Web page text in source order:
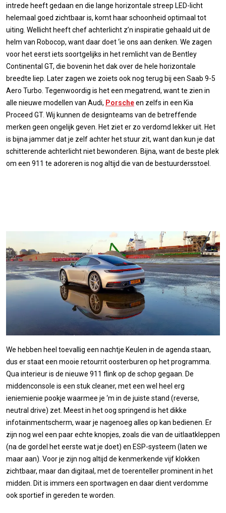
intrede heeft gedaan en die lange horizontale streep LED-licht
helemaal goed zichtbaar is, komt haar schoonheid optimaal tot
uiting. Wellicht heeft chef achterlicht z’n inspiratie gehaald uit de
helm van Robocop, want daar doet ‘ie ons aan denken. We zagen
voor het eerst iets soortgelijks in het remlicht van de Bentley
Continental GT, die bovenin het dak over de hele horizontale
breedte liep. Later zagen we zoiets ook nog terug bij een Saab 9-5
Aero Turbo. Tegenwoordig is het een megatrend, want te zien in
alle nieuwe modellen van Audi, Porscheen zelfs in een Kia
Proceed GT. Wij kunnen de designteams van de betreffende
merken geen ongelijk geven. Het ziet er zo verdomd lekker uit. Het
is bijna jammer dat je zelf achter het stuur zit, want dan kun je dat
schitterende achterlicht niet bewonderen. Bijna, want de beste plek
om een 911 te adoreren is nog altijd die van de bestuurdersstoel.
We hebben heel toevallig een nachtje Keulen in de agenda staan,
dus er staat een mooie retourrit oosterburen op het programma.
Qua interieur is de nieuwe 911 flink op de schop gegaan. De
middenconsole is een stuk cleaner, met een wel heel erg
ieniemienie pookje waarmee je ‘m in de juiste stand (reverse,
neutral drive) zet. Meest in het oog springend is het dikke
infotainmentscherm, waar je nagenoeg alles op kan bedienen. Er
zijn nog wel een paar echte knopjes, zoals die van de uitlaatkleppen
(na de gordel het eerste wat je doet) en ESP-systeem (laten we
maar aan). Voor je zijn nog altijd de kenmerkende vijf klokken
zichtbaar, maar dan digitaal, met de toerenteller prominent in het
midden. Dit is immers een sportwagen en daar dient verdomme
ook sportief in gereden te worden.